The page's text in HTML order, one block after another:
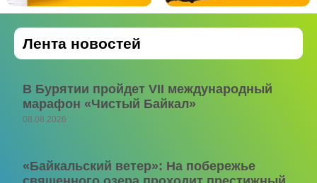
Лента новостей
В Бурятии пройдет VII международный
марафон «Чистый Байкал»
08.08.2026
«Байкальский ветер»: На побережье